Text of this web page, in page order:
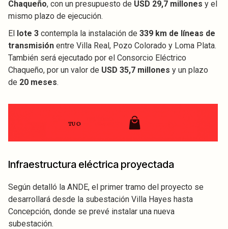
Chaqueño, con un presupuesto de USD 29,7 millones y el
mismo plazo de ejecución.
El
lote 3 contempla la instalación de 339 km de líneas de
transmisión entre Villa Real, Pozo Colorado y Loma Plata.
También será ejecutado por el Consorcio Eléctrico
Chaqueño, por un valor de USD 35,7 millones y un plazo
de 20 meses.
Infraestructura eléctrica proyectada
Según detalló la ANDE, el primer tramo del proyecto se
desarrollará desde la subestación Villa Hayes hasta
Concepción, donde se prevé instalar una nueva
subestación.